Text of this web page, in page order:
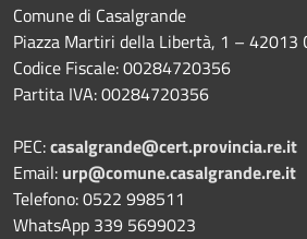
Comune di Casalgrande
Piazza Martiri della Libertà, 1 – 42013
Codice Fiscale: 00284720356
Partita IVA: 00284720356
PEC:casalgrande@cert.provincia.re.it
Email: urp@comune.casalgrande.re.it
Telefono: 0522 998511
WhatsApp 339 5699023